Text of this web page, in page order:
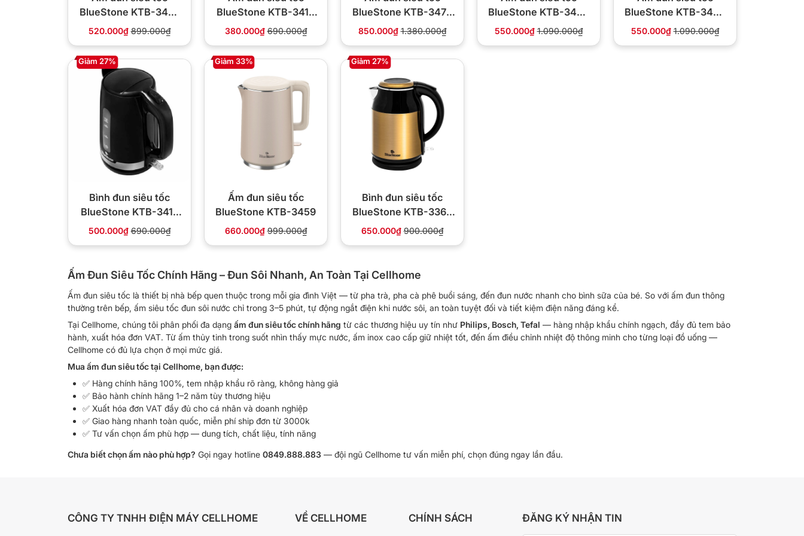
BlueStone KTB-3457
1.5L 1800W
520.000₫ 899.000₫
BlueStone KTB-3418
1.7L 2200W
380.000₫ 690.000₫
BlueStone KTB-3476
1.7L 1800W
850.000₫ 1.380.000₫
BlueStone KTB-3466
1.5L 1800W
550.000₫ 1.090.000₫
BlueStone KTB-3468
1.7L 1800W
550.000₫ 1.090.000₫
Giảm 27%
Bình đun siêu tốc
BlueStone KTB-3417
1.7L 2000W
500.000₫ 690.000₫
Giảm 33%
Ấm đun siêu tốc
BlueStone KTB-3459
660.000₫ 999.000₫
Giảm 27%
Bình đun siêu tốc
BlueStone KTB-3369
1.8L 1800W cảm biến
650.000₫ 900.000₫
Ấm Đun Siêu Tốc Chính Hãng – Đun Sôi Nhanh, An Toàn Tại Cellhome
Ấm đun siêu tốc là thiết bị nhà bếp quen thuộc trong mỗi gia đình Việt — từ pha trà, pha cà phê buổi sáng, đến đun nước nhanh cho bình sữa của bé. So với ấm đun thông
thường trên bếp, ấm siêu tốc đun sôi nước chỉ trong 3–5 phút, tự động ngắt điện khi nước sôi, an toàn tuyệt đối và tiết kiệm điện năng đáng kể.
Tại Cellhome, chúng tôi phân phối đa dạng ấm đun siêu tốc chính hãng từ các thương hiệu uy tín như Philips, Bosch, Tefal — hàng nhập khẩu chính ngạch, đầy đủ tem bảo
hành, xuất hóa đơn VAT. Từ ấm thủy tinh trong suốt nhìn thấy mực nước, ấm inox cao cấp giữ nhiệt tốt, đến ấm điều chỉnh nhiệt độ thông minh cho từng loại đồ uống —
Cellhome có đủ lựa chọn ở mọi mức giá.
Mua ấm đun siêu tốc tại Cellhome, bạn được:
✅ Hàng chính hãng 100%, tem nhập khẩu rõ ràng, không hàng giả
✅ Bảo hành chính hãng 1–2 năm tùy thương hiệu
✅ Xuất hóa đơn VAT đầy đủ cho cá nhân và doanh nghiệp
✅ Giao hàng nhanh toàn quốc, miễn phí ship đơn từ 3000k
✅ Tư vấn chọn ấm phù hợp — dung tích, chất liệu, tính năng
Chưa biết chọn ấm nào phù hợp? Gọi ngay hotline 0849.888.883— đội ngũ Cellhome tư vấn miễn phí, chọn đúng ngay lần đầu.
CÔNG TY TNHH ĐIỆN MÁY CELLHOME VỀ CELLHOME CHÍNH SÁCH ĐĂNG KÝ NHẬN TIN